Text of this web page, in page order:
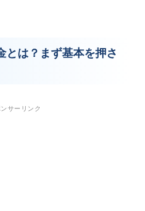
とは？まず基本を押さ